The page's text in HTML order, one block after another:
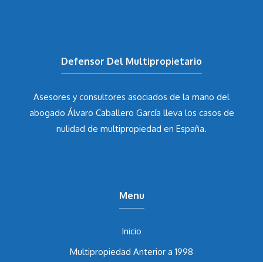
Asesores y consultores asociados de la mano del
abogado Álvaro Caballero Garcíalleva los casos de
Inicio